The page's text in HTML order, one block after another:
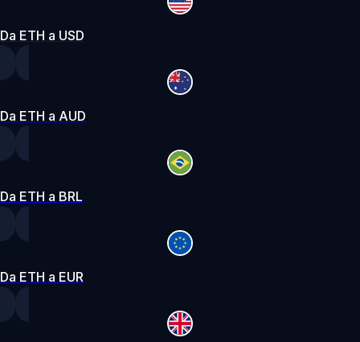
Da ETH a USD
Da ETH a AUD
Da ETH a BRL
Da ETH a EUR